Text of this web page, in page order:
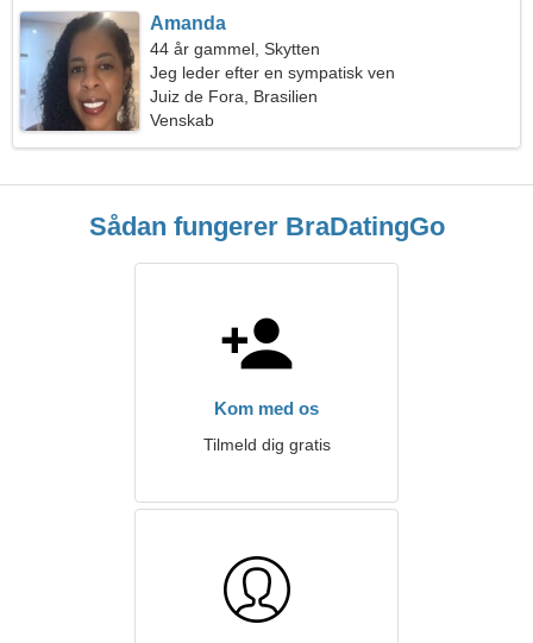
Amanda
44 år gammel, Skytten
Jeg leder efter en sympatisk ven
Juiz de Fora, Brasilien
Venskab
Sådan fungerer BraDatingGo
Kom med os
Tilmeld dig gratis